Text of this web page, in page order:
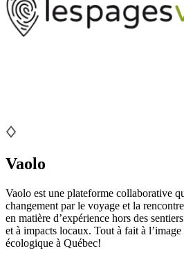
Vaolo
Vaolo est une plateforme collaborative
changement par le voyage et la
en matière d’expérience hors des
et à impacts locaux. Tout à fait à
écologique à Québec!